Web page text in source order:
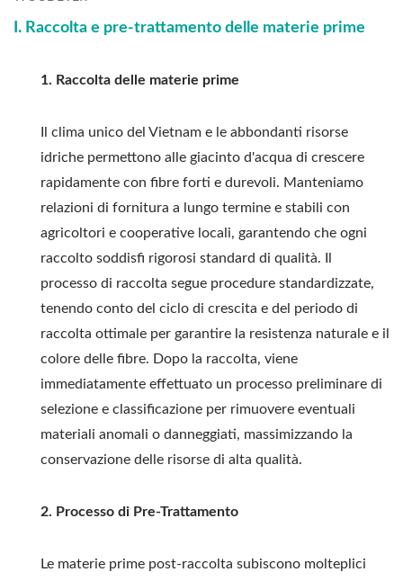
I. Raccolta e pre-trattamento delle materie prime
1. Raccolta delle materie prime
Il clima unico del Vietnam e le abbondanti risorse
idriche permettono alle giacinto d'acqua di crescere
rapidamente con fibre forti e durevoli. Manteniamo
relazioni di fornitura a lungo termine e stabili con
agricoltori e cooperative locali, garantendo che ogni
raccolto soddisfi rigorosi standard di qualità. Il
processo di raccolta segue procedure standardizzate,
tenendo conto del ciclo di crescita e del periodo di
raccolta ottimale per garantire la resistenza naturale e il
colore delle fibre. Dopo la raccolta, viene
immediatamente effettuato un processo preliminare di
selezione e classificazione per rimuovere eventuali
materiali anomali o danneggiati, massimizzando la
conservazione delle risorse di alta qualità.
2. Processo di Pre-Trattamento
Le materie prime post-raccolta subiscono molteplici